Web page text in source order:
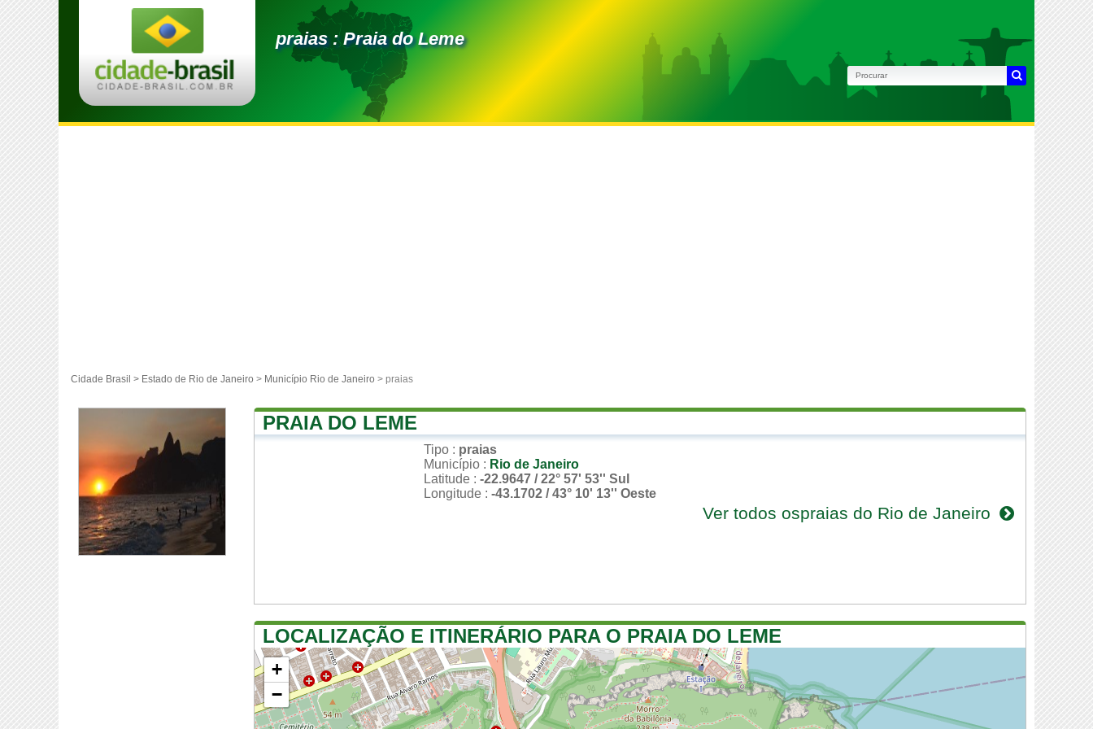
praias : Praia do Leme
Cidade Brasil > Estado de Rio de Janeiro > Município Rio de Janeiro > praias
PRAIA DO LEME
Tipo : praias
Município : Rio de Janeiro
Latitude : -22.9647 / 22° 57' 53'' Sul
Longitude : -43.1702 / 43° 10' 13'' Oeste
Ver todos ospraias do Rio de Janeiro
LOCALIZAÇÃO E ITINERÁRIO PARA O PRAIA DO LEME
+
−